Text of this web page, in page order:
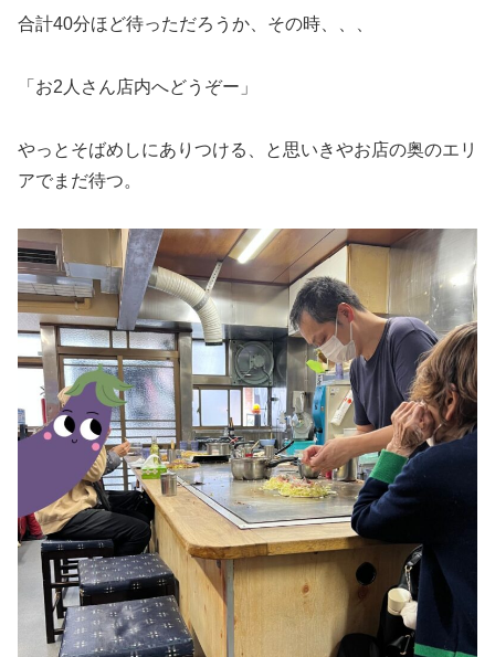
合計40分ほど待っただろうか、その時、、、
「お2人さん店内へどうぞー」
やっとそばめしにありつける、と思いきやお店の奥のエリ
アでまだ待つ。